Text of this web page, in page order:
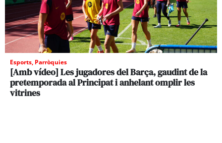
Esports, Parròquies
[Amb vídeo] Les jugadores del Barça, gaudint de la
pretemporada al Principat i anhelant omplir les
vitrines